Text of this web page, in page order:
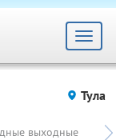
Toggle
Тула
выходные